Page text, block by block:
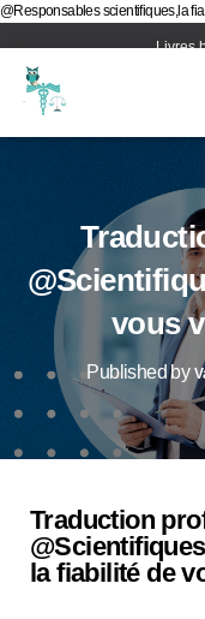
@Responsables scientifiques,la
Livres
vous
Published by
Traduction
la fiabilité de